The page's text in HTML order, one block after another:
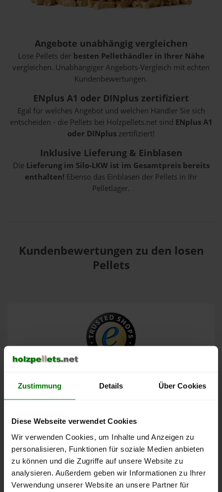
Zustimmung Details Über Cookies
Diese Webseite verwendet Cookies
Wir verwenden Cookies, um Inhalte und Anzeigen zu
personalisieren, Funktionen für soziale Medien anbieten
zu können und die Zugriffe auf unsere Website zu
analysieren. Außerdem geben wir Informationen zu Ihrer
Verwendung unserer Website an unsere Partner für
Angebote unabhängig vergleichen
Lose Pellets der besten Pellethändler in Ihrer Nähe
vergleichen. Unabhängiger Angebots-Vergleich mit echten
Kundenbewertungen.
ENplus A1 oder DINplus zertifiziert
Egal für welches Angebot und welchen Händler Sie sich
entscheiden - die Pellets bei Holzpellets.net sind ENplus A1
oder DINplus zertifiziert!
Inklusive Lieferung & Einblasen
Die Lieferung im Silo-LKW ist im Gesamtpreis bereits
enthalten! Ebenso das Einblasen der Pellets in Ihr
Pelletlager.
Kundenbewertungen zu den losen
Pellets
basierend auf 528 Bewertungen in den letzten 12
5
485 Bewertungen
4
42 Bewertungen
3
1 Bewertung